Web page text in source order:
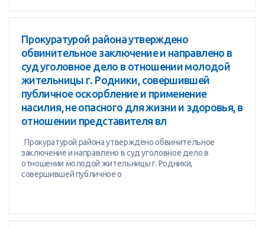
Прокуратурой района утверждено
обвинительное заключение и направлено в
суд уголовное дело в отношении молодой
жительницы г. Родники, совершившей
публичное оскорбление и применение
насилия, не опасного для жизни и здоровья, в
отношении представителя вл
Прокуратурой района утверждено обвинительное
заключение и направлено в суд уголовное дело в
отношении молодой жительницы г. Родники,
совершившей публичное о